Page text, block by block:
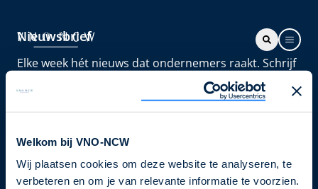
Welkom bij VNO-NCW
Wij plaatsen cookies om deze website te analyseren, te
verbeteren en om je van relevante informatie te voorzien.
Nieuwsbrief
Elke week hét nieuws dat ondernemers raakt. Schrijf
je nu in voor de VNO-NCW nieuwsbrief.
Schrijf je in
Direct naar